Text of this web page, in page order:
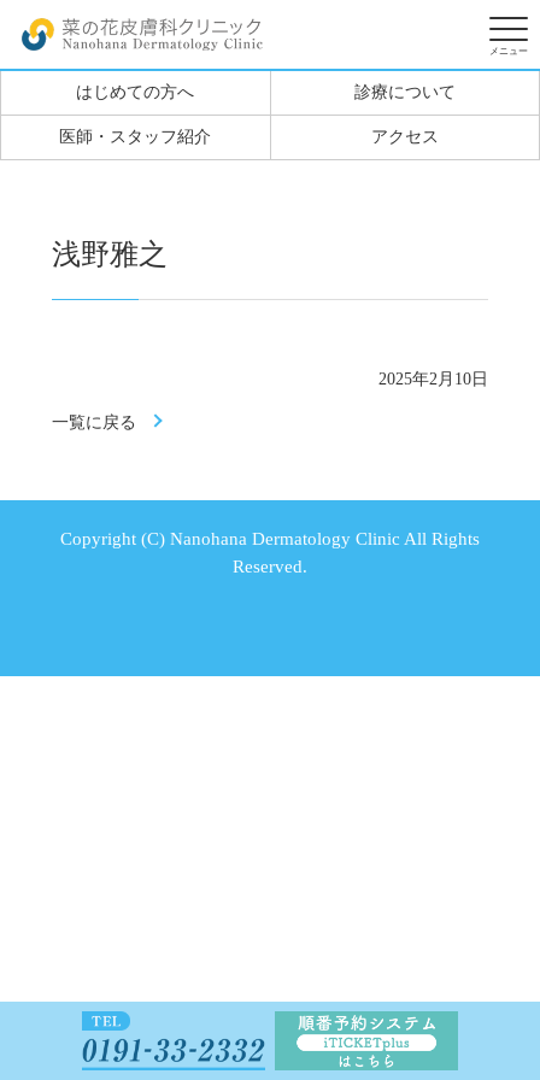
はじめての方へ 診療について
医師・スタッフ紹介 アクセス
浅野雅之
2025年2月10日
一覧に戻る
Copyright (C) Nanohana Dermatology Clinic All Rights
Reserved.